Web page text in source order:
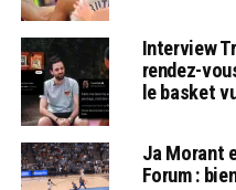
Interview
rendez-
le basket
Ja Morant
Forum :